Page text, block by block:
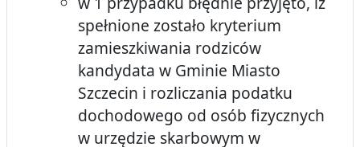
spełnione zostało kryterium
zamieszkiwania rodziców
kandydata w Gminie Miasto
Szczecin i rozliczania podatku
dochodowego od osób fizycznych
w urzędzie skarbowym w